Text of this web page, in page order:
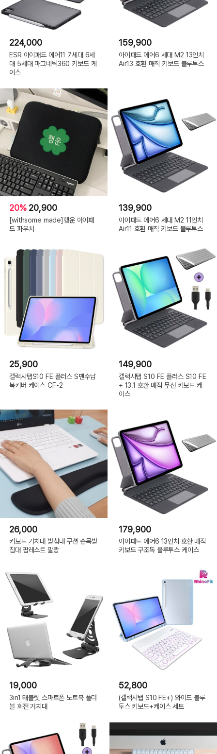
224,000
ESR 아이패드 에어11 7세대 6세
대 5세대 마그네틱360 키보드 케
이스
159,900
아이패드 에어6 세대 M2 13인치
Air13 호환 매직 키보드 블루투스
20% 20,900
[withsome made]행운 아이패
드 파우치
139,900
아이패드 에어6 세대 M2 11인치
Air11 호환 매직 키보드 블루투스
25,900
갤럭시탭S10 FE 플러스 S펜수납
북커버 케이스 CF-2
149,900
갤럭시탭 S10 FE 플러스 S10 FE
+ 13.1 호환 매직 무선 키보드 케
이스
26,000
키보드 거치대 받침대 쿠션 손목받
침대 팜레스트 말랑
179,900
아이패드 에어6 13인치 호환 매직
키보드 구조독 블루투스 케이스
19,000
3in1 태블릿 스마트폰 노트북 폴더
블 회전 거치대
52,800
(갤럭시탭 S10 FE+) 와이드 블루
투스 키보드+케이스 세트